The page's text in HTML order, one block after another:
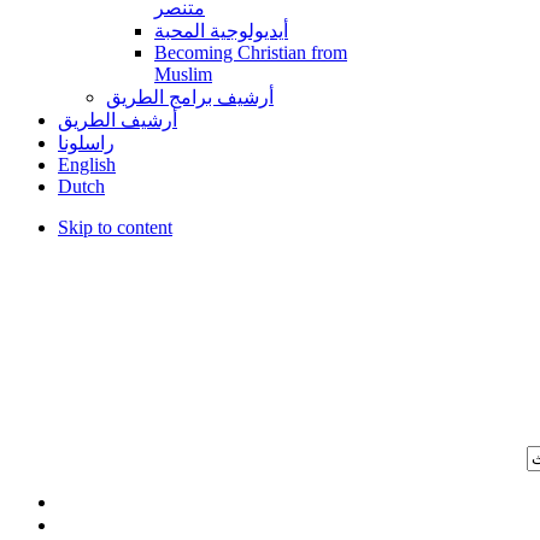
متنصر
أيديولوجية المحبة
Becoming Christian from
Muslim
أرشيف برامج الطريق
أرشيف الطريق
راسلونا
English
Dutch
Skip to content